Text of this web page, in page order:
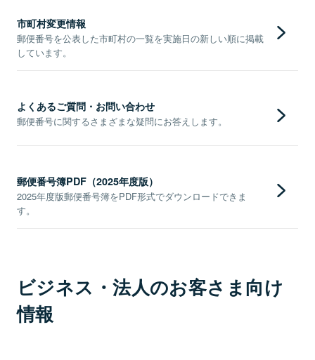
市町村変更情報
郵便番号を公表した市町村の一覧を実施日の新しい順に掲載
しています。
よくあるご質問・お問い合わせ
郵便番号に関するさまざまな疑問にお答えします。
郵便番号簿PDF（2025年度版）
2025年度版郵便番号簿をPDF形式でダウンロードできま
す。
ビジネス・法人のお客さま向け
情報